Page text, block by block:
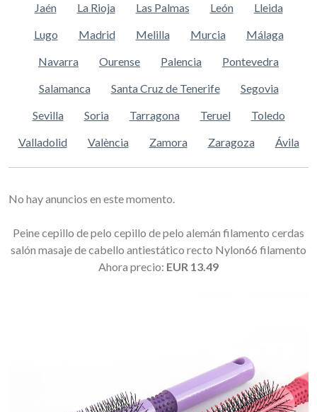
Jaén
La Rioja Las Palmas León
Lleida
Lugo
Madrid Melilla Murcia
Málaga
Navarra
Ourense Palencia
Pontevedra
Salamanca
Santa Cruz de Tenerife
Segovia
Sevilla
Soria Tarragona Teruel
Toledo
Valladolid
València Zamora Zaragoza Ávila
No hay anuncios en este momento.
Peine cepillo de pelo cepillo de pelo alemán filamento cerdas
salón masaje de cabello antiestático recto Nylon66 filamento
Ahora precio: EUR 13.49